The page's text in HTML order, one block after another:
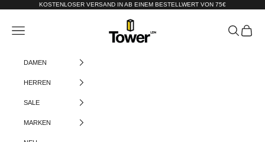
Zum Inhalt springenKOSTENLOSER VERSAND IN AB EINEM BESTELLWERT VON 75€
Tower-London.De
Menü Suchen
DAMEN
HERREN
SALE
MARKEN